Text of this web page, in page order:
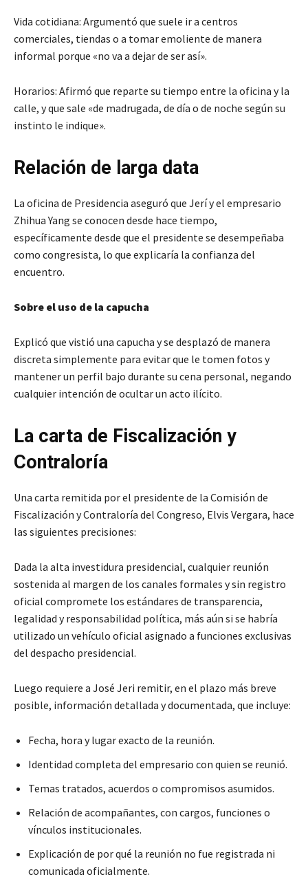
Vida cotidiana: Argumentó que suele ir a centros
comerciales, tiendas o a tomar emoliente de manera
informal porque «no va a dejar de ser así».
Horarios: Afirmó que reparte su tiempo entre la oficina y la
calle, y que sale «de madrugada, de día o de noche según su
instinto le indique».
Relación de larga data
La oficina de Presidencia aseguró que Jerí y el empresario
Zhihua Yang se conocen desde hace tiempo,
específicamente desde que el presidente se desempeñaba
como congresista, lo que explicaría la confianza del
encuentro.
Sobre el uso de la capucha
Explicó que vistió una capucha y se desplazó de manera
discreta simplemente para evitar que le tomen fotos y
mantener un perfil bajo durante su cena personal, negando
cualquier intención de ocultar un acto ilícito.
La carta de Fiscalización y
Contraloría
Una carta remitida por el presidente de la Comisión de
Fiscalización y Contraloría del Congreso, Elvis Vergara, hace
las siguientes precisiones:
Dada la alta investidura presidencial, cualquier reunión
sostenida al margen de los canales formales y sin registro
oficial compromete los estándares de transparencia,
legalidad y responsabilidad política, más aún si se habría
utilizado un vehículo oficial asignado a funciones exclusivas
del despacho presidencial.
Luego requiere a José Jeri remitir, en el plazo más breve
posible, información detallada y documentada, que incluye:
Fecha, hora y lugar exacto de la reunión.
Identidad completa del empresario con quien se reunió.
Temas tratados, acuerdos o compromisos asumidos.
Relación de acompañantes, con cargos, funciones o
vínculos institucionales.
Explicación de por qué la reunión no fue registrada ni
comunicada oficialmente.